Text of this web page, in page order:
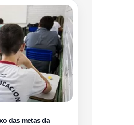
das metas da